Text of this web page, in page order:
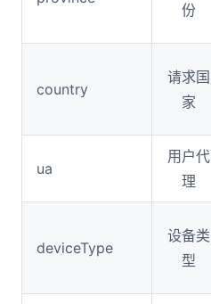
份
country
请求国
家
ua
用户代
理
deviceType
设备类
型